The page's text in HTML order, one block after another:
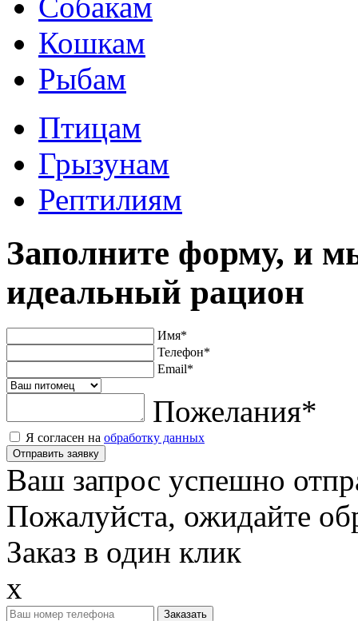
Кошкам
Рыбам
Птицам
Грызунам
Рептилиям
Заполните форму, и
идеальный рацион
Имя*
Телефон*
Email*
Пожелания*
Я согласен на обработку данных
Отправить заявку
Ваш запрос успешно
Пожалуйста, ожидайте
Заказ в один клик
x